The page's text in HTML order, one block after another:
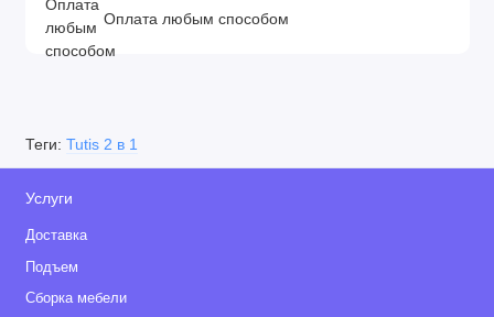
Оплата любым способом
Теги: Tutis 2 в 1
Услуги
Доставка
Подъем
Сборка мебели